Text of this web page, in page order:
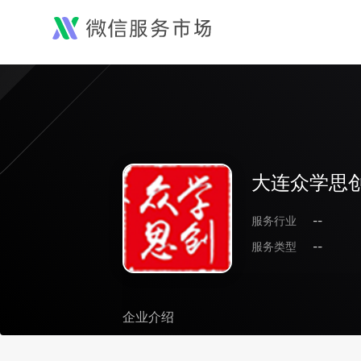
大连众学思
服务行业
--
服务类型
--
企业介绍